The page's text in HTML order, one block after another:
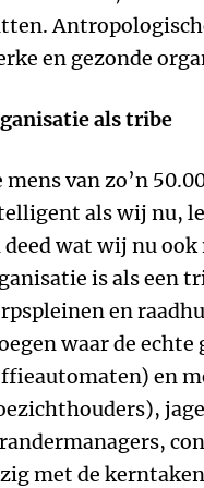
en gezonde
als tribe
mens van zo’n
als wij nu,
deed wat wij nu
is als een
en
waar de
en
met de